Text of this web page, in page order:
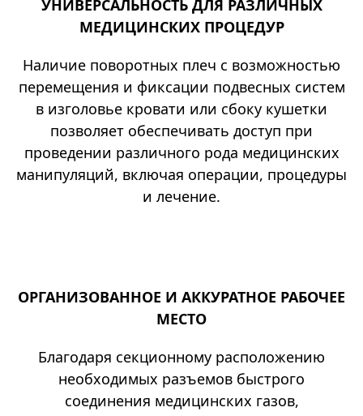
УНИВЕРСАЛЬНОСТЬ ДЛЯ РАЗЛИЧНЫХ
МЕДИЦИНСКИХ ПРОЦЕДУР
Наличие поворотных плеч с возможностью
перемещения и фиксации подвесных систем
в изголовье кровати или сбоку кушетки
позволяет обеспечивать доступ при
проведении различного рода медицинских
манипуляций, включая операции, процедуры
и лечение.
ОРГАНИЗОВАННОЕ И АККУРАТНОЕ РАБОЧЕЕ
МЕСТО
Благодаря секционному расположению
необходимых разъемов быстрого
соединения медицинских газов,